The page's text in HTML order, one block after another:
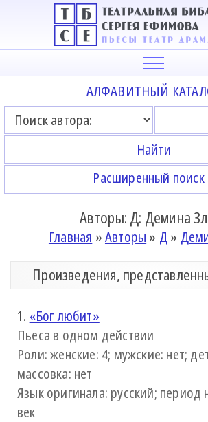
АЛФАВИТНЫЙ
Расширенный поиск
Авторы: Д: Демина
Главная »Авторы » Д»
Произведения,
1. «Бог любит»
Пьеса в одном действии
Роли: женские: 4; мужские: нет;
массовка: нет
Язык оригинала: русский; период
век